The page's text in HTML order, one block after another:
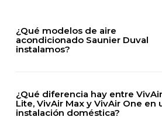
¿Qué modelos de aire
acondicionado Saunier Duval
instalamos?
VivAir Max
¿Qué diferencia hay entre VivAir
Lite, VivAir Max y VivAir One en
instalación doméstica?